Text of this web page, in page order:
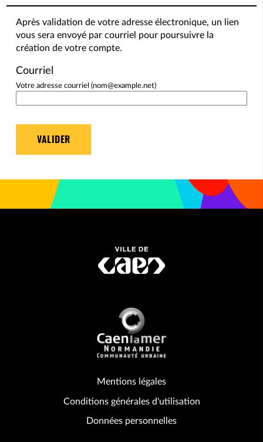
Après validation de votre adresse électronique, un lien
vous sera envoyé par courriel pour poursuivre la
création de votre compte.
Courriel
Votre adresse courriel (nom@example.net)
VALIDER
Mentions légales
Conditions générales d'utilisation
Données personnelles